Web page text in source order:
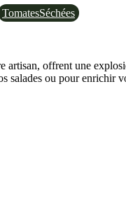
TomatesSéchées
artisan, offrent une
ou pour enrichir